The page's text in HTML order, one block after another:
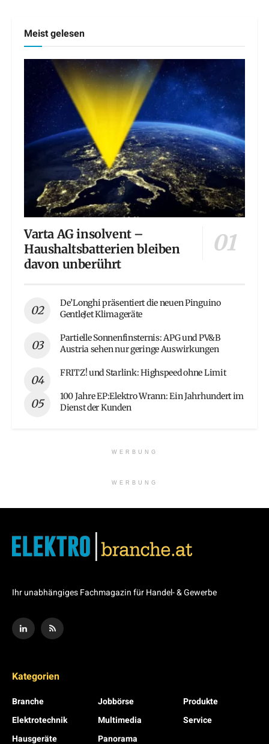
Meist gelesen
Varta AG insolvent –
Haushaltsbatterien bleiben
davon unberührt
De’Longhi präsentiert die neuen Pinguino
GentleJet Klimageräte
Partielle Sonnenfinsternis: APG und PV&B
Austria sehen nur geringe Auswirkungen
FRITZ! und Starlink: Highspeed ohne Limit
100 Jahre EP:Elektro Wrann: Ein Jahrhundert im
Dienst der Kunden
WERBUNG
WERBUNG
Ihr unabhängiges Fachmagazin für Handel- & Gewerbe
Kategorien
Branche
Elektrotechnik
Hausgeräte
Jobbörse
Multimedia
Panorama
Produkte
Service